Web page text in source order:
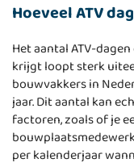
Hoeveel ATV
Het aantal ATV-
krijgt loopt sterk
bouwvakkers in
jaar. Dit aantal kan
factoren, zoals of je
per kalenderjaar